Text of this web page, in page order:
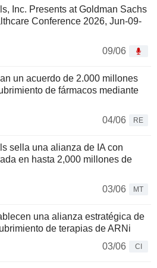
Inc. Presents at Goldman Sachs
Conference 2026, Jun-09-
09/06
un acuerdo de 2.000 millones
de fármacos mediante
04/06
RE
sella una alianza de IA con
en hasta 2,000 millones de
03/06
MT
una alianza estratégica de
de terapias de ARNi
03/06
CI